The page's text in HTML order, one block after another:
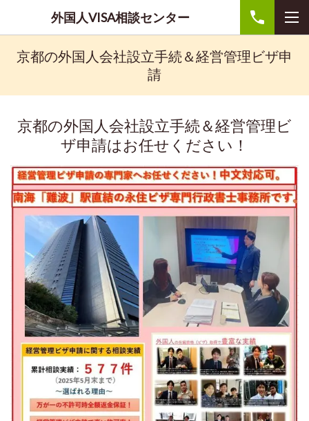
外国人VISA相談センター
京都の外国人会社設立手続＆経営管理ビザ申
請
京都の外国人会社設立手続＆経営管理ビ
ザ申請はお任せください！